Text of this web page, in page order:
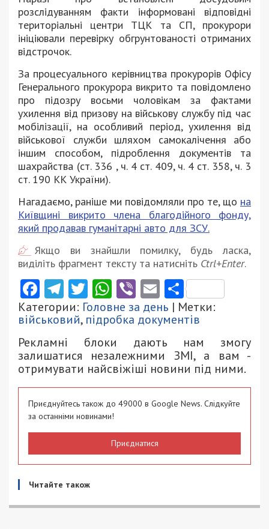
розслідуванням факти інформовані відповідні
територіальні центри ТЦК та СП, прокурори
ініціювали перевірку обгрунтованості отриманих
відстрочок.
За процесуального керівництва прокурорів Офісу
Генерального прокурора викрито та повідомлено
про підозру восьми чоловікам за фактами
ухилення від призову на військову службу під час
мобілізації, на особливий період, ухилення від
військової служби шляхом самокалічення або
іншим способом, підроблення документів та
шахрайства (ст. 336 , ч. 4 ст. 409, ч. 4 ст. 358, ч. 3
ст. 190 КК України).
Нагадаємо, раніше ми повідомляли про те, що на
Київщині викрито члена благодійного фонду,
який продавав гуманітарні авто для ЗСУ.
Якщо ви знайшли помилку, будь ласка,
виділіть фрагмент тексту та натисніть Ctrl+Enter.
Facebook
Telegram
Twitter
WhatsApp
ViberEmail
Категории: Головне за день | Метки:
військовий, підробка документів
Рекламні блоки дають нам змогу
залишатися незалежними ЗМІ, а вам -
отримувати найсвіжіші новини під ними.
Приєднуйтесь також до 49000 в Google News. Слідкуйте
за останніми новинами!
Приєднатися
Читайте також